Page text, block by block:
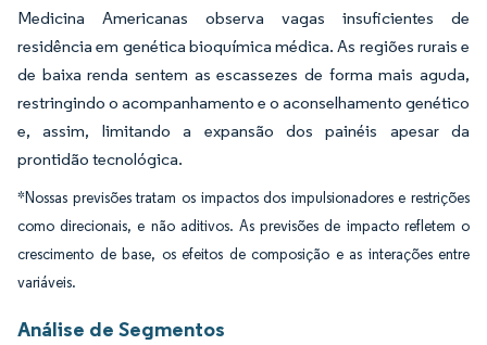
Medicina Americanas observa vagas insuficientes de
residência em genética bioquímica médica. As regiões rurais e
de baixa renda sentem as escassezes de forma mais aguda,
restringindo o acompanhamento e o aconselhamento genético
e, assim, limitando a expansão dos painéis apesar da
prontidão tecnológica.
*Nossas previsões tratam os impactos dos impulsionadores e restrições
como direcionais, e não aditivos. As previsões de impacto refletem o
crescimento de base, os efeitos de composição e as interações entre
variáveis.
Análise de Segmentos